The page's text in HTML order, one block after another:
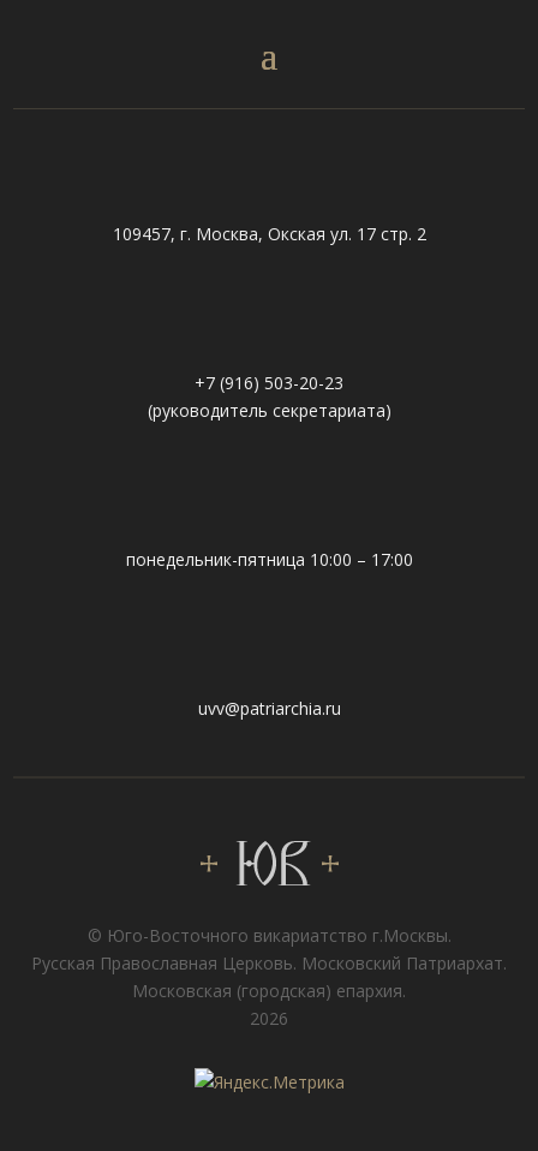
109457, г. Москва, Окская ул. 17 стр. 2
+7 (916) 503-20-23
(руководитель секретариата)
понедельник-пятница 10:00 – 17:00
uvv@patriarchia.ru
© Юго-Восточного викариатствo г.Москвы.
Русская Православная Церковь. Московский Патриархат.
Московская (городская) епархия.
2026